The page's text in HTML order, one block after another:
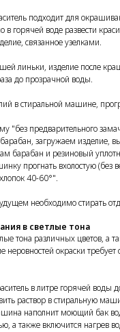
подходит для
горячей воде развести
связанное узелками.
линьки, изделие после
до прозрачной воды.
в стиральной машине,
"без предварительного
загружаем изделие,
барабан и резиновый
прогнать вхолостую (без
40-60°".
необходимо стирать
в светлые тона
тона различных цветов, а
неровностей окраски
в литре горячей воды
раствор в стиральную
наполнит моющий бак
а также включится нагрев